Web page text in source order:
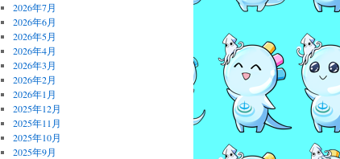
2026年7月
2026年6月
2026年5月
2026年4月
2026年3月
2026年2月
2026年1月
2025年12月
2025年11月
2025年10月
2025年9月